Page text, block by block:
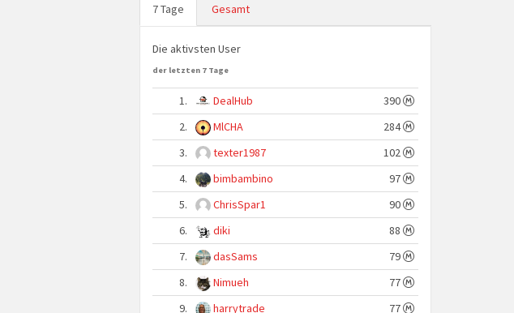
7 Tage Gesamt
Die aktivsten User
der letzten 7 Tage
1. DealHub
390
2.
MlCHA
284
3.
texter1987
102
4.
bimbambino
97
5.
ChrisSpar1
90
6.
diki
88
7.
dasSams
79
8.
Nimueh
77
9.
harrytrade 77